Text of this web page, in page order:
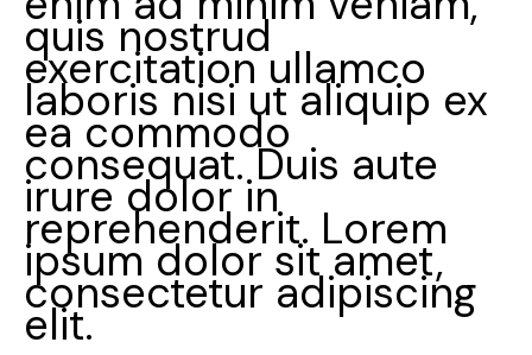
quis nostrud
exercitation ullamco
laboris nisi ut aliquip ex
ea commodo
consequat. Duis aute
irure dolor in
reprehenderit. Lorem
ipsum dolor sit amet,
consectetur adipiscing
elit.